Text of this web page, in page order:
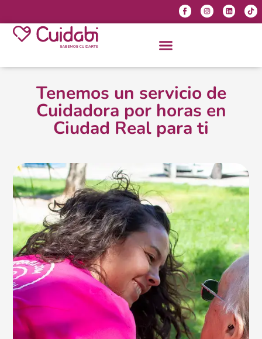
Tenemos un servicio de
Cuidadora por horas en
Ciudad Real para ti